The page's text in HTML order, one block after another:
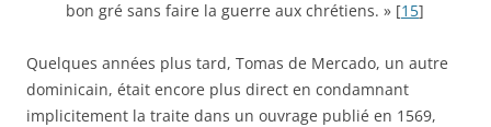
bon gré sans faire la guerre aux chrétiens. » [15]
Quelques années plus tard, Tomas de Mercado, un autre
dominicain, était encore plus direct en condamnant
implicitement la traite dans un ouvrage publié en 1569,